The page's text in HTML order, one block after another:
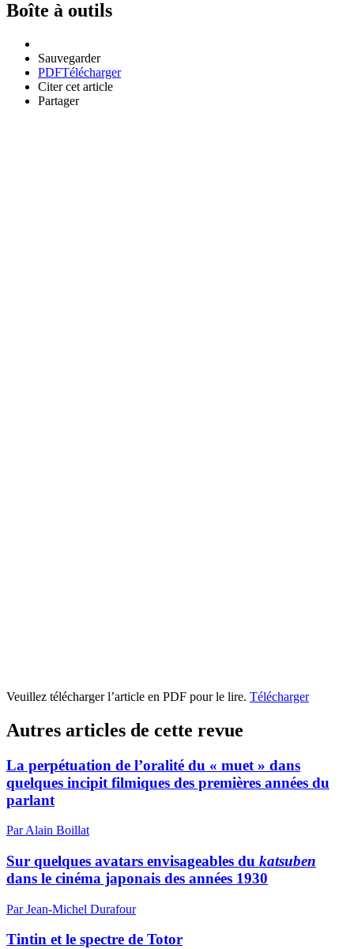
Boîte à outils
Sauvegarder
PDFTélécharger
Citer cet article
Partager
Veuillez télécharger l’article en PDF pour le lire. Télécharger
Autres articles de cette revue
La perpétuation de l’oralité du « muet » dans
quelques incipit filmiques des premières années du
parlant
Par Alain Boillat
Sur quelques avatars envisageables du katsuben
dans le cinéma japonais des années 1930
Par Jean-Michel Durafour
Tintin et le spectre de Totor